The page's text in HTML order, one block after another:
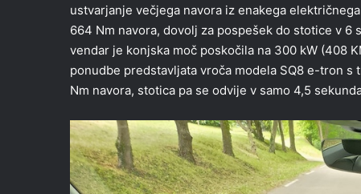
ustvarjanje večjega navora iz enakega
664 Nm navora, dovolj za pospešek do stotice v
vendar je konjska moč poskočila na 300 kW (408
ponudbe predstavljata vroča modela SQ8 e-tron
Nm navora, stotica pa se odvije v samo 4,5